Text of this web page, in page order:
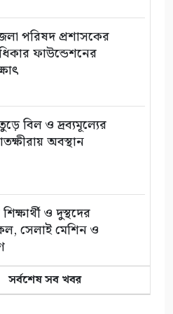
পরিষদ প্রশাসকের
ফাউন্ডেশনের
বিল ও দ্রব্যমূল্যের
অবস্থান
ও দুস্থদের
সেলাই মেশিন ও
মাস্টারের
সর্বশেষ সব খবর